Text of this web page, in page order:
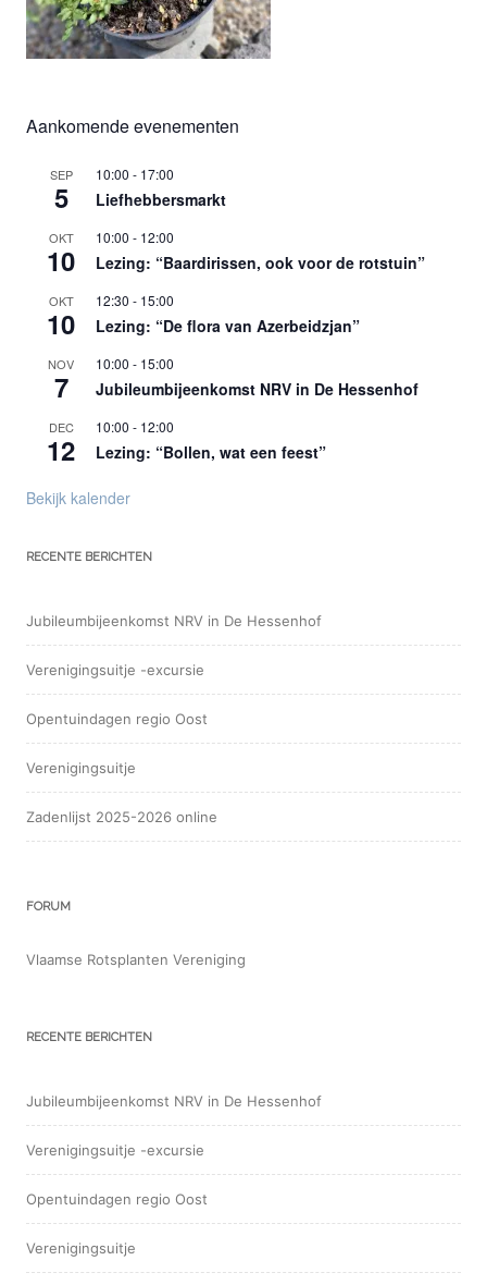
Aankomende evenementen
SEP
5
10:00 - 17:00
Liefhebbersmarkt
OKT
10
10:00 - 12:00
Lezing: “Baardirissen, ook voor de rotstuin”
OKT
10
12:30 - 15:00
Lezing: “De flora van Azerbeidzjan”
NOV
7
10:00 - 15:00
Jubileumbijeenkomst NRV in De Hessenhof
DEC
12
10:00 - 12:00
Lezing: “Bollen, wat een feest”
Bekijk kalender
RECENTE BERICHTEN
Jubileumbijeenkomst NRV in De Hessenhof
Verenigingsuitje -excursie
Opentuindagen regio Oost
Verenigingsuitje
Zadenlijst 2025-2026 online
FORUM
Vlaamse Rotsplanten Vereniging
RECENTE BERICHTEN
Jubileumbijeenkomst NRV in De Hessenhof
Verenigingsuitje -excursie
Opentuindagen regio Oost
Verenigingsuitje